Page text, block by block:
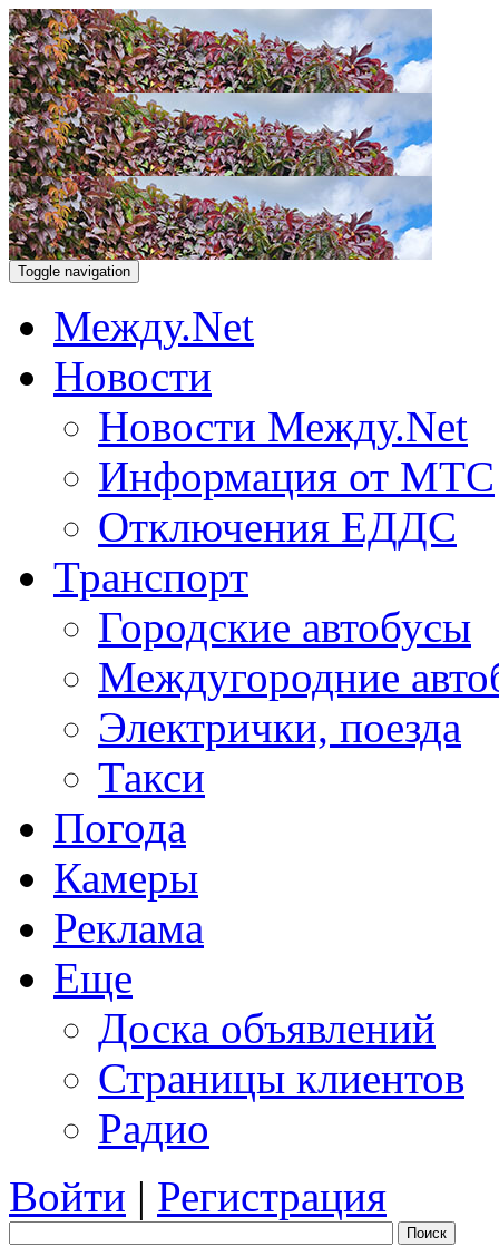
Toggle navigation
Между.Net
Новости
Новости Между.Net
Информация от МТС
Отключения ЕДДС
Транспорт
Городские автобусы
Междугородние
Электрички, поезда
Такси
Погода
Камеры
Реклама
Еще
Доска объявлений
Страницы клиентов
Радио
Войти | Регистрация
Поиск